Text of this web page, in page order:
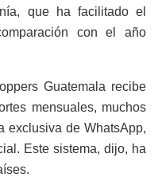
que ha facilitado el
con el año
Guatemala recibe
mensuales, muchos
exclusiva de WhatsApp,
Este sistema, dijo, ha